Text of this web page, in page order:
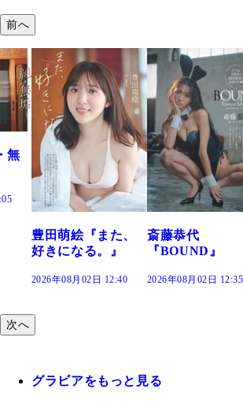
前へ
斎藤恭代
『BOUND』
2026年08月02日 12:35
咲田ゆな
『Sunflower』
2026年08月02日 12:30
次へ
グラビアをもっと見る